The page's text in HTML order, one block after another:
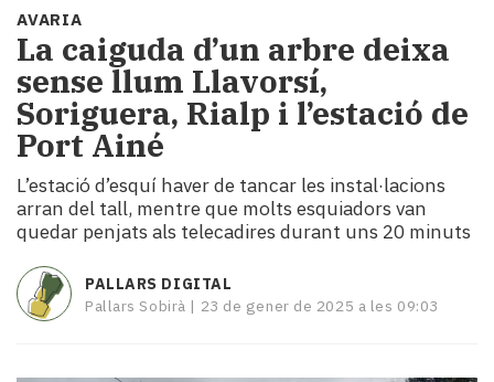
Societat
Política
i
municipis
Economia
i
Cultura
Esports
Mai
tant!
TV
i
AVARIA
La caiguda d’un arbre deixa
sense llum Llavorsí,
Soriguera, Rialp i l’estació de
Port Ainé
L’estació d’esquí haver de tancar les instal·lacions
arran del tall, mentre que molts esquiadors van
quedar penjats als telecadires durant uns 20 minuts
PALLARS DIGITAL
Pallars Sobirà | 23 de gener de 2025 a les 09:03